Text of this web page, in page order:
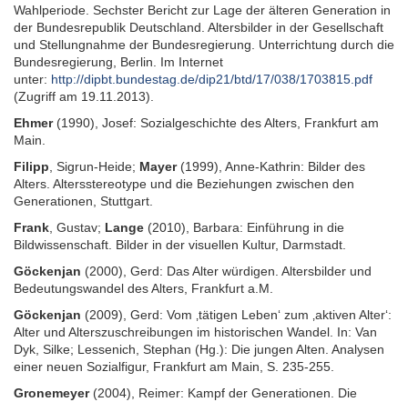
Wahlperiode. Sechster Bericht zur Lage der älteren Generation in
der Bundesrepublik Deutschland. Altersbilder in der Gesellschaft
und Stellungnahme der Bundesregierung. Unterrichtung durch die
Bundesregierung, Berlin. Im Internet
unter: http://dipbt.bundestag.de/dip21/btd/17/038/1703815.pdf
(Zugriff am 19.11.2013).
Ehmer(1990), Josef: Sozialgeschichte des Alters, Frankfurt am
Main.
Filipp , Sigrun-Heide; Mayer(1999), Anne-Kathrin: Bilder des
Alters. Altersstereotype und die Beziehungen zwischen den
Generationen, Stuttgart.
Frank , Gustav; Lange (2010), Barbara: Einführung in die
Bildwissenschaft. Bilder in der visuellen Kultur, Darmstadt.
Göckenjan (2000), Gerd: Das Alter würdigen. Altersbilder und
Bedeutungswandel des Alters, Frankfurt a.M.
Göckenjan (2009), Gerd: Vom ‚tätigen Leben‘ zum ‚aktiven Alter‘:
Alter und Alterszuschreibungen im historischen Wandel. In: Van
Dyk, Silke; Lessenich, Stephan (Hg.): Die jungen Alten. Analysen
einer neuen Sozialfigur, Frankfurt am Main, S. 235-255.
Gronemeyer(2004), Reimer: Kampf der Generationen. Die